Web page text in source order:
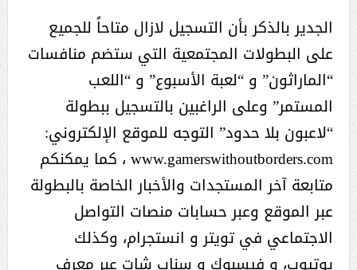
الجدير بالذكر بأن التسجيل لازال متاحاً للجميع
على البطولات المجتمعية التي ستضم منافسات
“الماراثون” و “لعبة الأسبوع” و “اللعب
المستمر” وعلى الراغبين بالتسجيل ببطولة
“لاعبون بلا حدود” التوجه للموقع الإلكتروني:
www.gamerswithoutborders.com ، كما يمكنكم
متابعة آخر المستجدات والأخبار الخاصة بالبطولة
عبر الموقع وعبر حسابات منصات التواصل
الاجتماعي في تويتر و انستجرام، وكذلك
يوتيوب، و فيسبوك و سناب شات عبر معرف